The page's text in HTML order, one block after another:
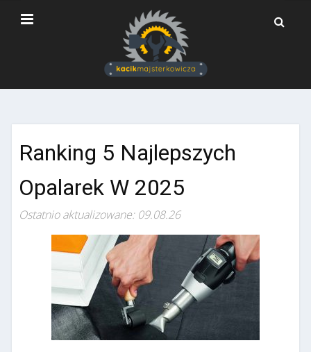
Ranking 5 Najlepszych
Opalarek W 2025
Ostatnio aktualizowane: 09.08.26